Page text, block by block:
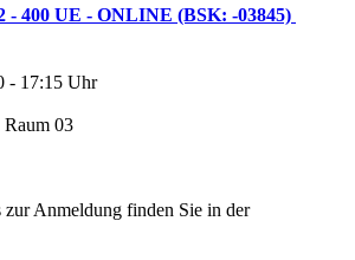
- 400 UE - ONLINE (BSK: -03845)
- 17:15 Uhr
03
zur Anmeldung finden Sie in der